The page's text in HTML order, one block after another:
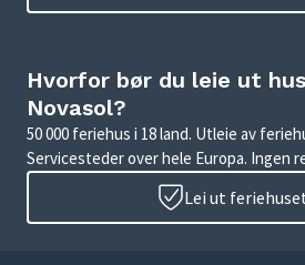
Hvorfor bør du leie ut
Novasol?
50 000 feriehus i 18 land. Utleie av
Servicesteder over hele Europa. Ingen
Lei ut